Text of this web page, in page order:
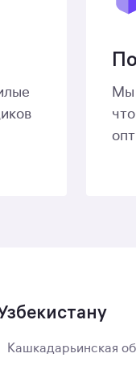
Мы
Кашкадарьинская